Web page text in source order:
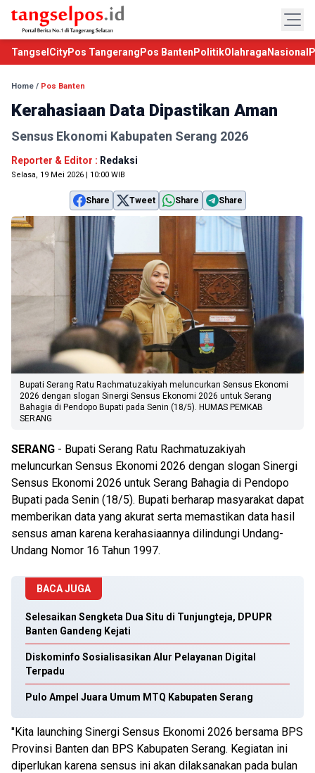
TangselCityPos Tangerang Pos Banten PolitikOlahraga Nasional
Home / Pos Banten
Kerahasiaan Data Dipastikan Aman
Sensus Ekonomi Kabupaten Serang 2026
Reporter & Editor : Redaksi
Selasa, 19 Mei 2026 | 10:00 WIB
Share Tweet Share Share
Bupati Serang Ratu Rachmatuzakiyah meluncurkan Sensus Ekonomi
2026 dengan slogan Sinergi Sensus Ekonomi 2026 untuk Serang
Bahagia di Pendopo Bupati pada Senin (18/5). HUMAS PEMKAB
SERANG
SERANG - Bupati Serang Ratu Rachmatuzakiyah
meluncurkan Sensus Ekonomi 2026 dengan slogan Sinergi
Sensus Ekonomi 2026 untuk Serang Bahagia di Pendopo
Bupati pada Senin (18/5). Bupati berharap masyarakat dapat
memberikan data yang akurat serta memastikan data hasil
sensus aman karena kerahasiaannya dilindungi Undang-
Undang Nomor 16 Tahun 1997.
BACA JUGA
Selesaikan Sengketa Dua Situ di Tunjungteja, DPUPR
Banten Gandeng Kejati
Diskominfo Sosialisasikan Alur Pelayanan Digital
Terpadu
Pulo Ampel Juara Umum MTQ Kabupaten Serang
"Kita launching Sinergi Sensus Ekonomi 2026 bersama BPS
Provinsi Banten dan BPS Kabupaten Serang. Kegiatan ini
diperlukan karena sensus ini akan dilaksanakan pada bulan